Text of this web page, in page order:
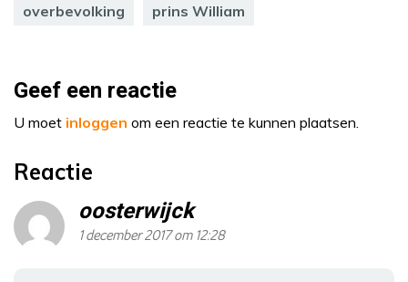
overbevolking prins William
Geef een reactie
U moet inloggen om een reactie te kunnen plaatsen.
Reactie
oosterwijck
1 december 2017 om 12:28